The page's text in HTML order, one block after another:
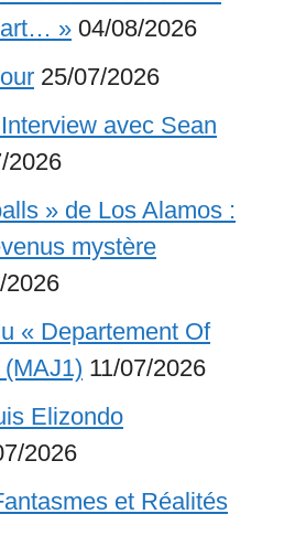
» 04/08/2026
25/07/2026
avec Sean
2026
» de Los Alamos :
mystère
2026
« Departement Of
11/07/2026
Elizondo
2026
et Réalités